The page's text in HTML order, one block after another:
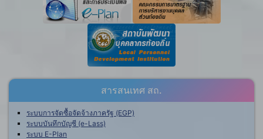
สารสนเทศ สถ.
ระบบการจัดซื้อจัดจ้างภาครัฐ (EGP)
ระบบบันทึกบัญชี (e-Lass)
ระบบ E-Plan